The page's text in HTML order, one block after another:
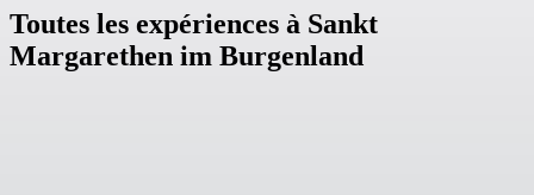
Toutes les expériences à Sankt
Margarethen im Burgenland